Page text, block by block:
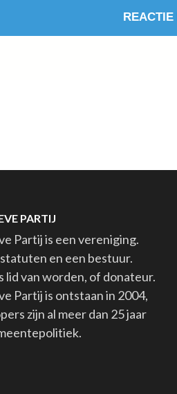
PARTIJ
Partij is een vereniging.
en een bestuur.
lid van worden, of donateur.
Partij is ontstaan in 2004,
zijn al meer dan 25 jaar